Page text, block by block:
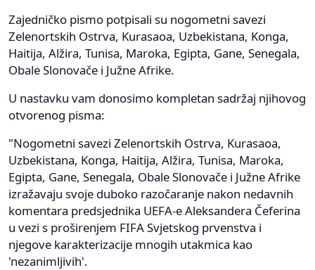
Zajedničko pismo potpisali su nogometni savezi
Zelenortskih Ostrva, Kurasaoa, Uzbekistana, Konga,
Haitija, Alžira, Tunisa, Maroka, Egipta, Gane, Senegala,
Obale Slonovače i Južne Afrike.
U nastavku vam donosimo kompletan sadržaj njihovog
otvorenog pisma:
"Nogometni savezi Zelenortskih Ostrva, Kurasaoa,
Uzbekistana, Konga, Haitija, Alžira, Tunisa, Maroka,
Egipta, Gane, Senegala, Obale Slonovače i Južne Afrike
izražavaju svoje duboko razočaranje nakon nedavnih
komentara predsjednika UEFA-e Aleksandera Čeferina
u vezi s proširenjem FIFA Svjetskog prvenstva i
njegove karakterizacije mnogih utakmica kao
'nezanimljivih'.